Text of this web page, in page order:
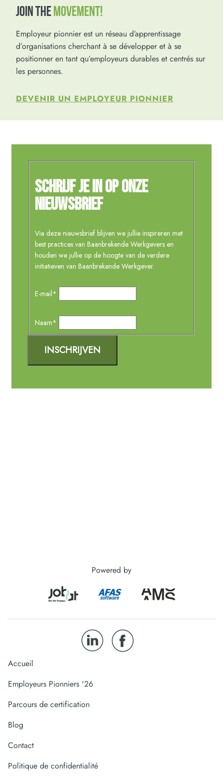
JOIN THEMOVEMENT!
Employeur pionnier est un réseau d’apprentissage
d’organisations cherchant à se développer et à se
positionner en tant qu’employeurs durables et centrés sur
les personnes.
DEVENIR UN EMPLOYEUR PIONNIER
Powered by
Accueil
Employeurs Pionniers '26
Parcours de certification
Blog
Contact
Politique de confidentialité